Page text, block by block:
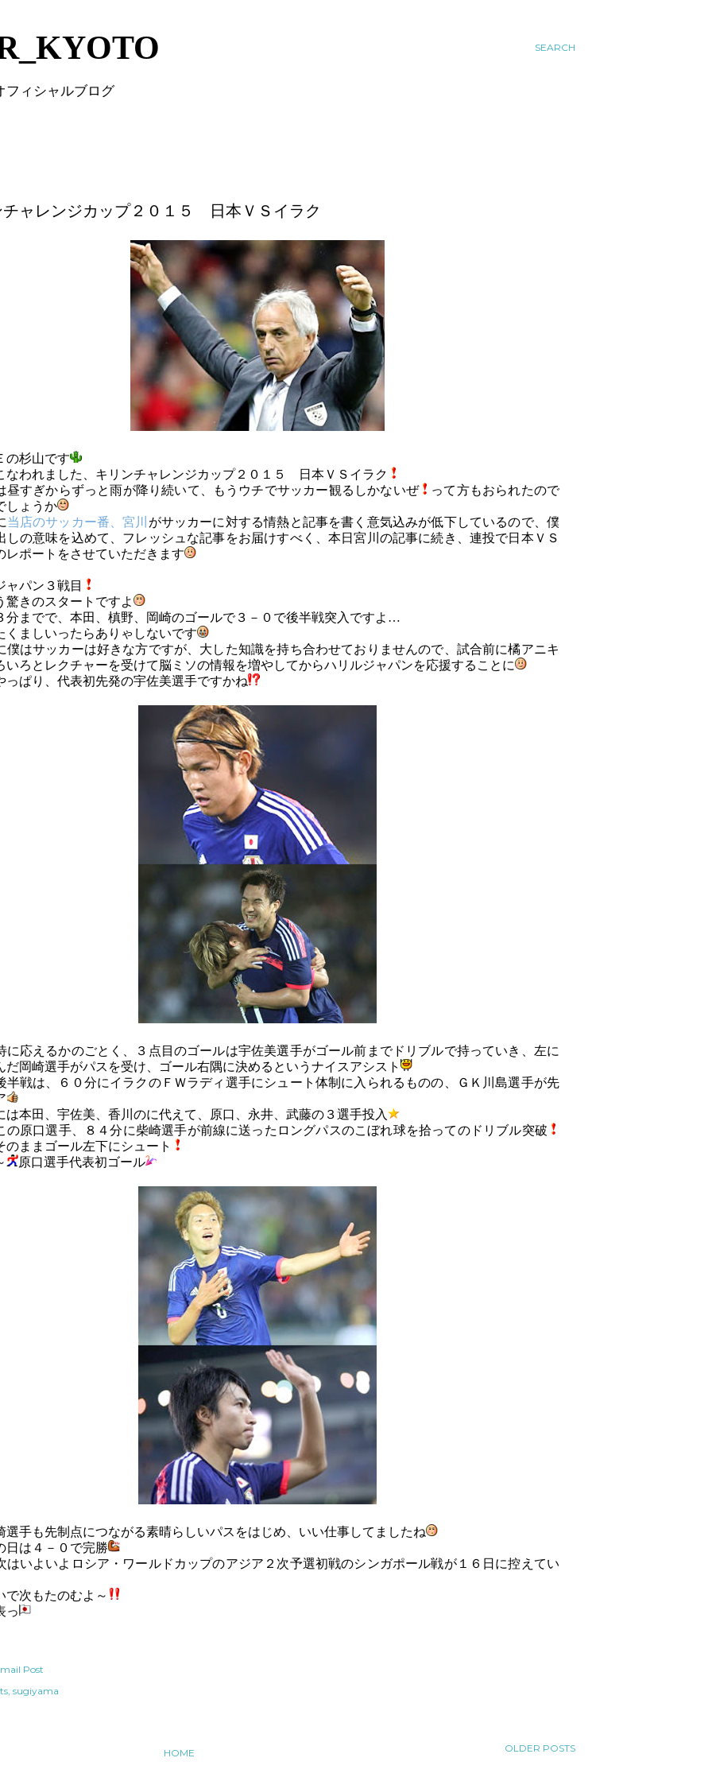
SEARCH
フィシャルブログ
チャレンジカップ２０１５ 日本ＶＳイラク
の杉山です
なわれました、キリンチャレンジカップ２０１５ 日本ＶＳイラク
昼すぎからずっと雨が降り続いて、もうウチでサッカー観るしかないぜ
って方もおられたので
しょうか
当店のサッカー番、宮川 がサッカーに対する情熱と記事を書く意気込みが低下しているので、僕
しの意味を込めて、フレッシュな記事をお届けすべく、本日宮川の記事に続き、連投で日本ＶＳ
レポートをさせていただきます
ャパン３戦目
驚きのスタートですよ
分までで、本田、槙野、岡崎のゴールで３－０で後半戦突入ですよ…
くましいったらありゃしないです
僕はサッカーは好きな方ですが、大した知識を持ち合わせておりませんので、試合前に橘アニキ
いろとレクチャーを受けて脳ミソの情報を増やしてからハリルジャパンを応援することに
っぱり、代表初先発の宇佐美選手ですかね
に応えるかのごとく、３点目のゴールは宇佐美選手がゴール前までドリブルで持っていき、左に
だ岡崎選手がパスを受け、ゴール右隅に決めるというナイスアシスト
半戦は、６０分にイラクのＦＷラディ選手にシュート体制に入られるものの、ＧＫ川島選手が先
は本田、宇佐美、香川のに代えて、原口、永井、武藤の３選手投入
の原口選手、８４分に柴崎選手が前線に送ったロングパスのこぼれ球を拾ってのドリブル突破
のままゴール左下にシュート
原口選手代表初ゴール
選手も先制点につながる素晴らしいパスをはじめ、いい仕事してましたね
日は４－０で完勝
はいよいよロシア・ワールドカップのアジア２次予選初戦のシンガポール戦が１６日に控えてい
で次もたのむよ～
っ
Post
sugiyama
OLDER POSTS
HOME